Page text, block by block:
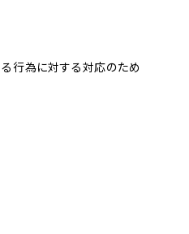
る行為に対する対応のため